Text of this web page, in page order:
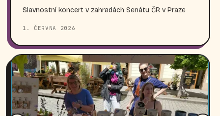
Slavnostní koncert v zahradách Senátu ČR v Praze
1. ČERVNA 2026